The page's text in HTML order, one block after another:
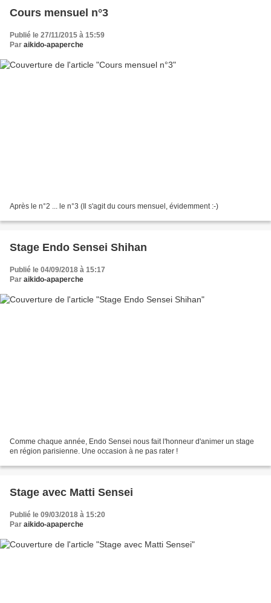
Cours mensuel n°3
Publié le 27/11/2015 à 15:59
Par aikido-apaperche
Après le n°2 ... le n°3 (Il s'agit du cours mensuel, évidemment :-)
Stage Endo Sensei Shihan
Publié le 04/09/2018 à 15:17
Par aikido-apaperche
Comme chaque année, Endo Sensei nous fait l'honneur d'animer un stage
en région parisienne. Une occasion à ne pas rater !
Stage avec Matti Sensei
Publié le 09/03/2018 à 15:20
Par aikido-apaperche